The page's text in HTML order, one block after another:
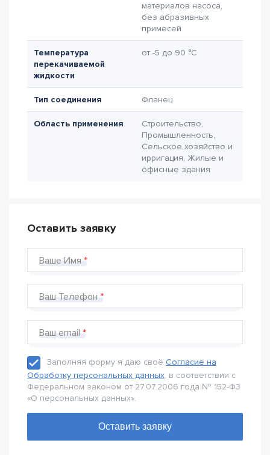
материалов насоса,
без абразивных
примесей
Температура
перекачиваемой
жидкости
от -5 до 90 °C
Тип соединения Фланец
Область применения
Строительство,
Промышленность,
Сельское хозяйство и
ирригация, Жилые и
офисные здания
Оставить заявку
Ваше Имя
Ваш Телефон
Ваш email
Заполняя форму я даю своё Согласие на
Обработку персональных данных, в соответствии с
Федеральном законом от 27.07.2006 года № 152-Ф3
«О персональных данных».